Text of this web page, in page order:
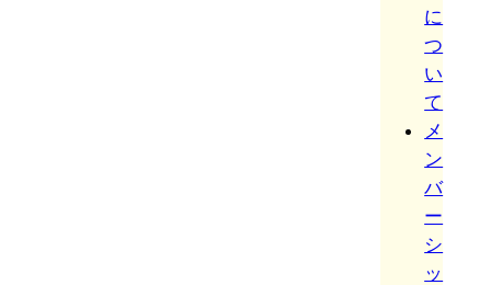
に
つ
い
て
メ
ン
バ
ー
シ
ッ